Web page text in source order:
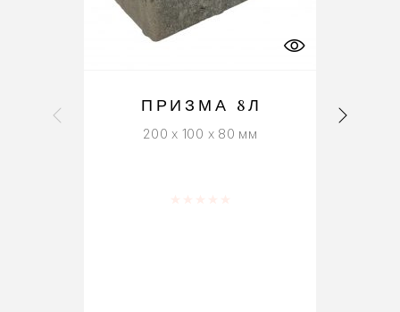
ПРИЗМА 8Л
200 x 100 x 80 мм